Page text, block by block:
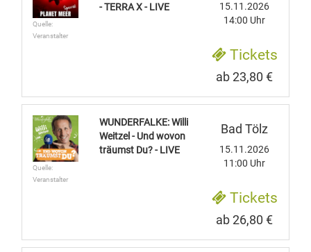
Quelle:
Veranstalter
- TERRA X - LIVE
15.11.2026
14:00 Uhr
Tickets
ab 23,80 €
Quelle:
Veranstalter
WUNDERFALKE: Willi
Weitzel - Und wovon
träumst Du? - LIVE
Bad Tölz
15.11.2026
11:00 Uhr
Tickets
ab 26,80 €